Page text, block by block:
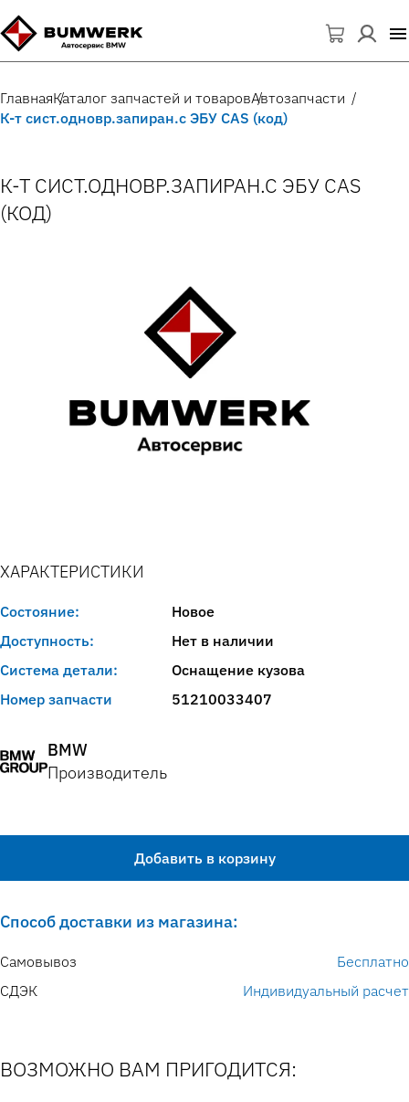
ГлавнаяКаталог запчастей и товаровАвтозапчасти
К-т сист.одновр.запиран.с ЭБУ CAS (код)
К-Т СИСТ.ОДНОВР.ЗАПИРАН.С ЭБУ CAS
(КОД)
ХАРАКТЕРИСТИКИ
Состояние:
Новое
Доступность:
Нет в наличии
Система детали:
Оснащение кузова
Номер запчасти
51210033407
BMW
Производитель
Добавить в корзину
Способ доставки из магазина:
Самовывоз
Бесплатно
СДЭК
Индивидуальный расчет
ВОЗМОЖНО ВАМ ПРИГОДИТСЯ: